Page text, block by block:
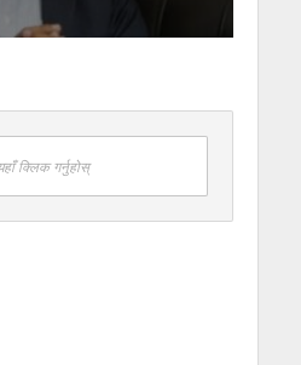
क्लिक गर्नुहोस्